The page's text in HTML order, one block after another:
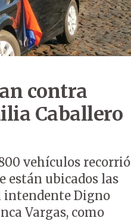
contra
Caballero
vehículos recorrió
están ubicados las
intendente Digno
Vargas, como